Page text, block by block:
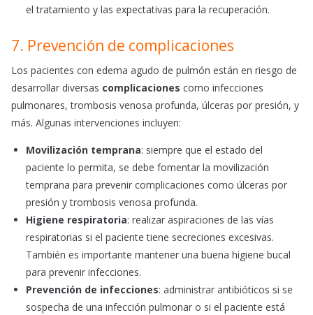
el tratamiento y las expectativas para la recuperación.
7. Prevención de complicaciones
Los pacientes con edema agudo de pulmón están en riesgo de
desarrollar diversas complicaciones como infecciones
pulmonares, trombosis venosa profunda, úlceras por presión, y
más. Algunas intervenciones incluyen:
Movilización temprana: siempre que el estado del
paciente lo permita, se debe fomentar la movilización
temprana para prevenir complicaciones como úlceras por
presión y trombosis venosa profunda.
Higiene respiratoria: realizar aspiraciones de las vías
respiratorias si el paciente tiene secreciones excesivas.
También es importante mantener una buena higiene bucal
para prevenir infecciones.
Prevención de infecciones: administrar antibióticos si se
sospecha de una infección pulmonar o si el paciente está